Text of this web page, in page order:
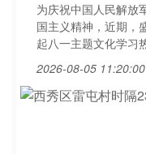
为庆祝中国人民解放
国主义精神，近期，
起八一主题文化学习
2026-08-05 11:20:00